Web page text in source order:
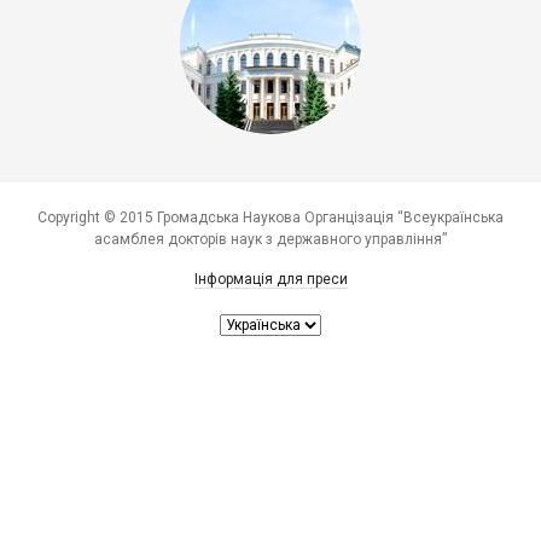
Copyright © 2015 Громадська Наукова Органцізація “Всеукраїнська
асамблея докторів наук з державного управління”
Інформація для преси